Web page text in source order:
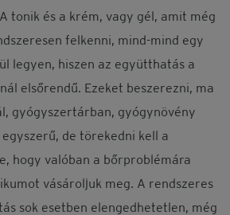
tonik és a krém, vagy gél, amit még
felkenni, mind-mind egy
legyen, hiszen az együtthatás a
elsőrendű. Ezeket beszerezni, ma
gyógyszertárban, gyógynövény
de törekedni kell a
hogy valóban a bőrproblémára
vásároljuk meg. A rendszeres
sok esetben elengedhetetlen, még